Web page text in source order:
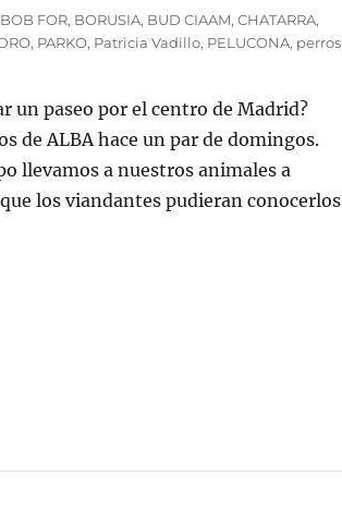
BOB FOR, BORUSIA, BUD CIAAM, CHATARRA,
, PARKO, Patricia Vadillo, PELUCONA, perros
un paseo por el centro de Madrid?
de ALBA hace un par de domingos.
llevamos a nuestros animales a
los viandantes pudieran conocerlos